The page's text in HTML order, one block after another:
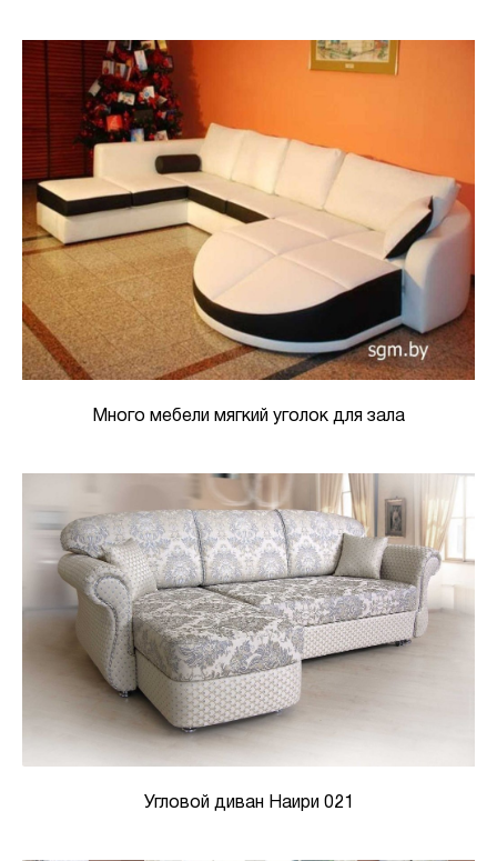
Много мебели мягкий уголок для зала
Угловой диван Наири 021